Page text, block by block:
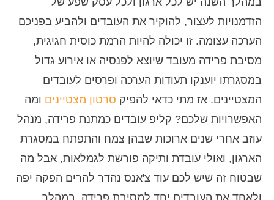
הזדמנויות לעצור, להוקיר את העובדים ולהביע בפניכם
הערכה עצומה. זו יכולה להיות הרמת כוסית חגיגית,
מסיבת פרידה מעובד שיוצא לפנסיה או אירוע גדול
במסגרתו יוענקו תעודות הערכה ופרסים לעובדים
המצטיינים. אז מתי כדאי להפיק סרטון מצטיינים ומה
האפשרויות שלכם? קליפ עובדים כמתנת פרידה, מנהל
עוזב אחרי שנים ארוכות שבהן צמח והתפתח במסגרת
הארגון, ואולי עובדת ותיקה פורשת לגמלאות, אבל מה
שבטוח זה שיש לכם עוד צ'אנס נהדר להרים הפקה יפה